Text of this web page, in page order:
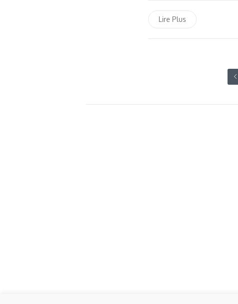
Lire Plus